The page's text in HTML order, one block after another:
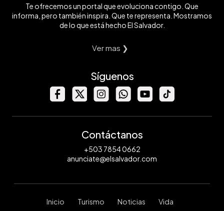
Te ofrecemos un portal que evoluciona contigo. Que
informa, pero también inspira. Que te representa. Mostramos
de lo que está hecho El Salvador.
Ver mas ❯
Síguenos
Contáctanos
+503 7854 0662
anunciate@elsalvador.com
Inicio Turismo Noticias Vida